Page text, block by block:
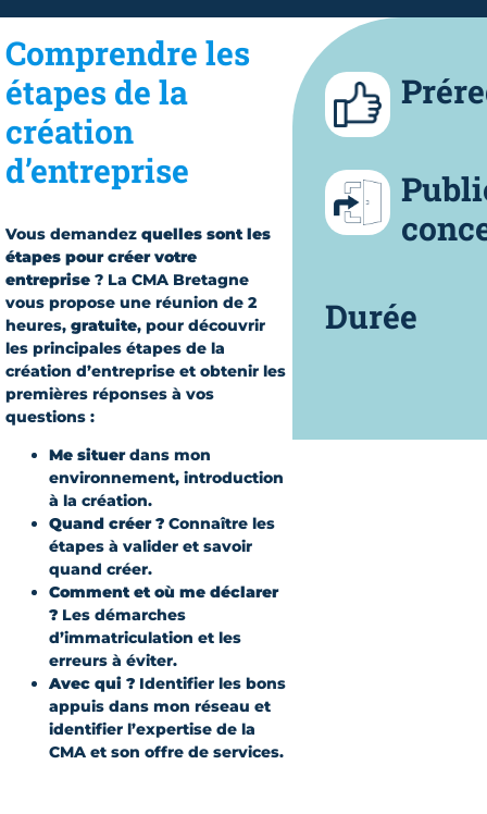
Comprendre les
étapes de la
création
d’entreprise
Vous demandez quelles sont les
étapes pour créer votre
entreprise ? La CMA Bretagne
vous propose une réunion de 2
heures, gratuite, pour découvrir
les principales étapes de la
création d’entreprise et obtenir les
premières réponses à vos
questions :
Me situerdans mon
environnement, introduction
à la création.
Quand créer ? Connaître les
étapes à valider et savoir
quand créer.
Comment et où me déclarer
? Les démarches
d’immatriculation et les
erreurs à éviter.
Avec qui ? Identifier les bons
appuis dans mon réseau et
identifier l’expertise de la
CMA et son offre de services.
Durée